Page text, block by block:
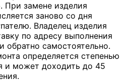
При замене изделия
заново со дня
Владелец изделия
по адресу выполнения
обратно самостоятельно.
определяется степенью
и может доходить до 45